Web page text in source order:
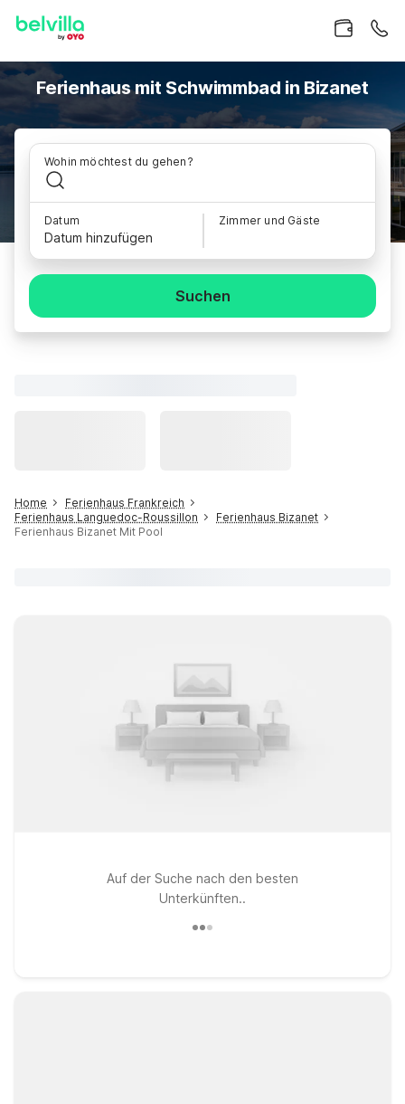
Ferienhaus mit Schwimmbad in Bizanet
Wohin möchtest du gehen?
Datum
Datum hinzufügen
Zimmer und Gäste
Suchen
Home
Ferienhaus Frankreich
Ferienhaus Languedoc-Roussillon
Ferienhaus Bizanet
Ferienhaus Bizanet Mit Pool
Auf der Suche nach den besten
Unterkünften..